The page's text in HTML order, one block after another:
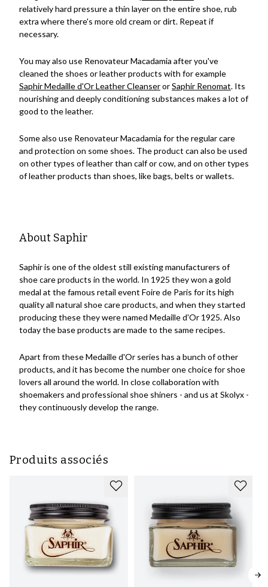
relatively hard pressure a thin layer on the entire shoe, rub
extra where there's more old cream or dirt. Repeat if
necessary.
You may also use Renovateur Macadamia after you've
cleaned the shoes or leather products with for example
Saphir Medaille d'Or Leather CleanserorSaphir Renomat. Its
nourishing and deeply conditioning substances makes a lot of
good to the leather.
Some also use Renovateur Macadamia for the regular care
and protection on some shoes. The product can also be used
on other types of leather than calf or cow, and on other types
of leather products than shoes, like bags, belts or wallets.
About Saphir
Saphir is one of the oldest still existing manufacturers of
shoe care products in the world. In 1925 they won a gold
medal at the famous retail event Foire de Paris for its high
quality all natural shoe care products, and when they started
producing these they were named Medaille d'Or 1925. Also
today the base products are made to the same recipes.
Apart from these Medaille d'Or series has a bunch of other
products, and it has become the number one choice for shoe
lovers all around the world. In close collaboration with
shoemakers and professional shoe shiners - and us at Skolyx -
they continuously develop the range.
Produits associés